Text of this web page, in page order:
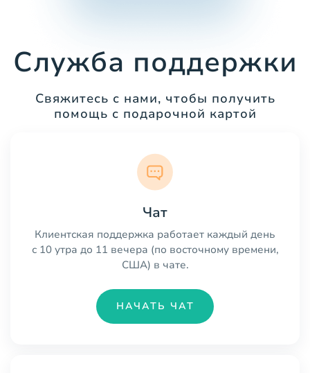
Служба поддержки
Свяжитесь с нами, чтобы получить
помощь с подарочной картой
Чат
Клиентская поддержка работает каждый день
с 10 утра до 11 вечера (по восточному времени,
США) в чате.
НАЧАТЬ ЧАТ